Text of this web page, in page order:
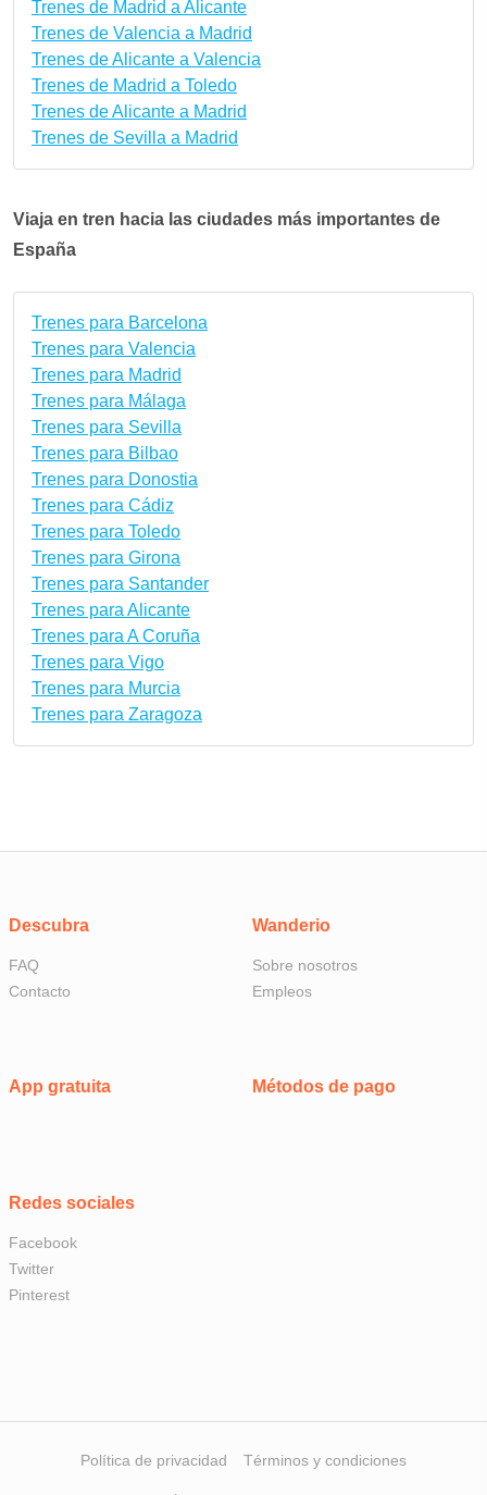
Trenes de Madrid a Alicante
Trenes de Valencia a Madrid
Trenes de Alicante a Valencia
Trenes de Madrid a Toledo
Trenes de Alicante a Madrid
Trenes de Sevilla a Madrid
Viaja en tren hacia las ciudades más importantes de
España
Trenes para Barcelona
Trenes para Valencia
Trenes para Madrid
Trenes para Málaga
Trenes para Sevilla
Trenes para Bilbao
Trenes para Donostia
Trenes para Cádiz
Trenes para Toledo
Trenes para Girona
Trenes para Santander
Trenes para Alicante
Trenes para A Coruña
Trenes para Vigo
Trenes para Murcia
Trenes para Zaragoza
Descubra
FAQ
Contacto
Wanderio
Sobre nosotros
Empleos
App gratuita
Redes sociales
Facebook
Twitter
Pinterest
Métodos de pago
Política de privacidad Términos y condiciones